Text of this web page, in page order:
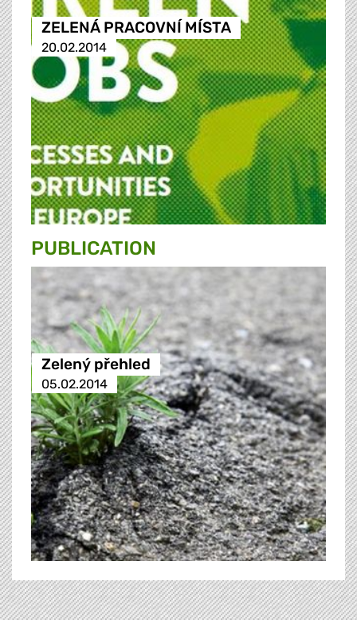
ZELENÁ PRACOVNÍ MÍSTA
20.02.2014
PUBLICATION
Zelený přehled
05.02.2014